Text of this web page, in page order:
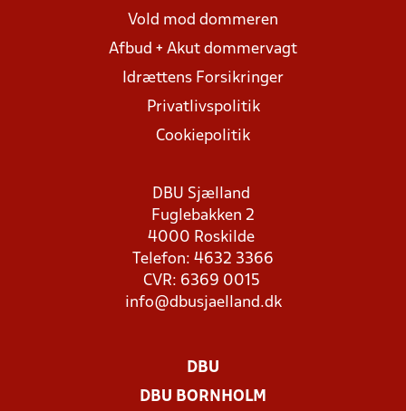
Vold mod dommeren
Afbud + Akut dommervagt
Idrættens Forsikringer
Privatlivspolitik
Cookiepolitik
DBU Sjælland
Fuglebakken 2
4000 Roskilde
Telefon: 4632 3366
CVR: 6369 0015
info@dbusjaelland.dk
DBU
DBU BORNHOLM